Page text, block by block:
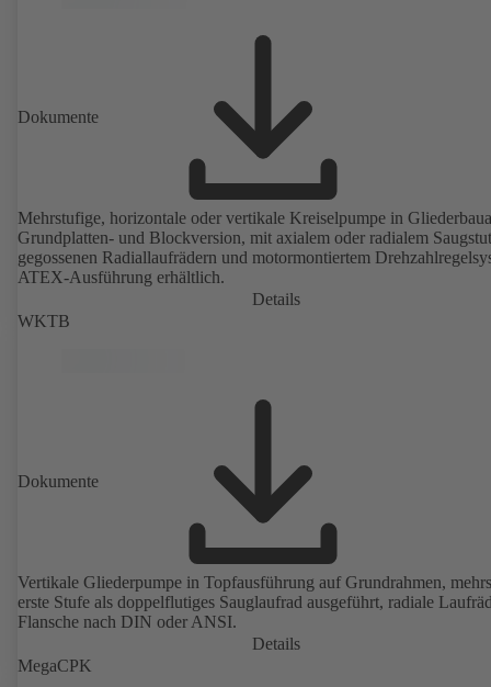
Dokumente
Mehrstufige, horizontale oder vertikale Kreiselpumpe in
Grundplatten- und Blockversion, mit axialem oder radialem
gegossenen Radiallaufrädern und motormontiertem
ATEX-Ausführung erhältlich.
Details
WKTB
Dokumente
Vertikale Gliederpumpe in Topfausführung auf Grundrahmen,
erste Stufe als doppelflutiges Sauglaufrad ausgeführt, radiale
Flansche nach DIN oder ANSI.
Details
MegaCPK